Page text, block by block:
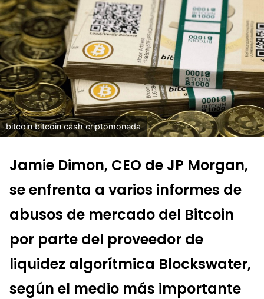
bitcoin bitcoin cash criptomoneda
Jamie Dimon, CEO de JP Morgan,
se enfrenta a varios informes de
abusos de mercado del Bitcoin
por parte del proveedor de
liquidez algorítmica Blockswater,
según el medio más importante